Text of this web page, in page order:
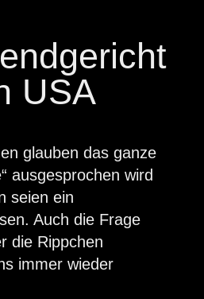
USA
glauben das ganze
ausgesprochen wird
seien ein
Auch die Frage
die Rippchen
immer wieder